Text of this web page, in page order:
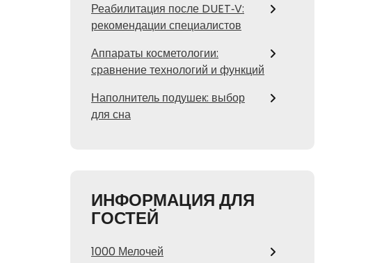
Реабилитация после DUET‑V:
рекомендации специалистов
Аппараты косметологии:
сравнение технологий и функций
Наполнитель подушек: выбор
для сна
ИНФОРМАЦИЯ ДЛЯ
ГОСТЕЙ
1000 Мелочей